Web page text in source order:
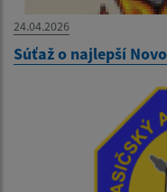
24.04.2026
Súťaž o najlepší